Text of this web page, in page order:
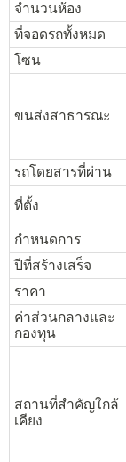
จำนวนห้อง
ที่จอดรถทั้งหมด
โซน
ขนส่งสาธารณะ
รถโดยสารที่ผ่าน
ที่ตั้ง
กำหนดการ
ปีที่สร้างเสร็จ
ราคา
ค่าส่วนกลางและ
กองทุน
สถานที่สำคัญใกล้
เคียง